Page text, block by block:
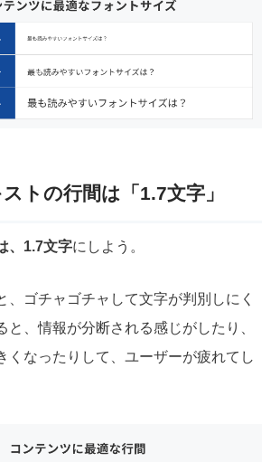
トの行間は「1.7文字」
、1.7文字にしよう。
、ゴチャゴチャして文字が判別しにく
と、情報が分断される感じがしたり、
くなったりして、ユーザーが疲れてし